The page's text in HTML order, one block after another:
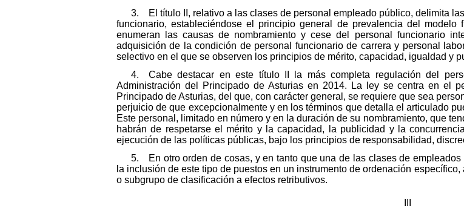
3. El título II, relativo a las clases de personal empleado público, delimita
funcionario, estableciéndose el principio general de prevalencia del
enumeran las causas de nombramiento y cese del personal funcionario
adquisición de la condición de personal funcionario de carrera y personal
selectivo en el que se observen los principios de mérito, capacidad, igualdad y
4. Cabe destacar en este título II la más completa regulación del
Administración del Principado de Asturias en 2014. La ley se centra en el
Principado de Asturias, del que, con carácter general, se requiere que sea
perjuicio de que excepcionalmente y en los términos que detalla el articulado
Este personal, limitado en número y en la duración de su nombramiento, que
habrán de respetarse el mérito y la capacidad, la publicidad y la
ejecución de las políticas públicas, bajo los principios de responsabilidad,
5. En otro orden de cosas, y en tanto que una de las clases de
la inclusión de este tipo de puestos en un instrumento de ordenación
o subgrupo de clasificación a efectos retributivos.